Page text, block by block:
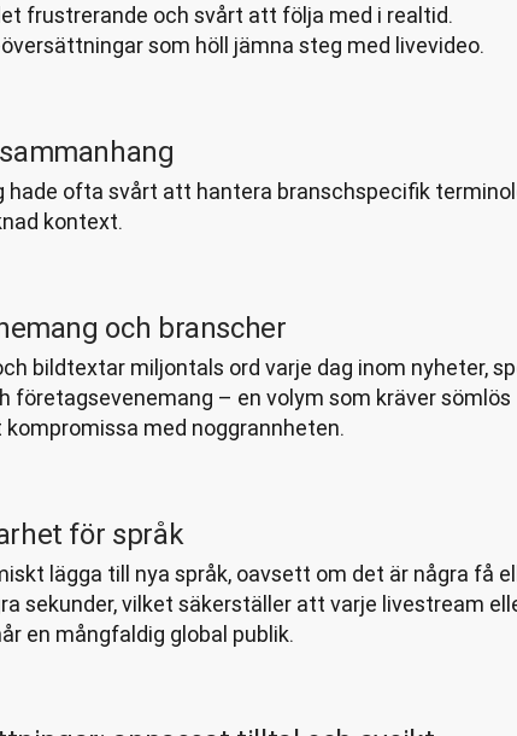
frustrerande och svårt att följa med i realtid.
som höll jämna steg med livevideo.
ofta svårt att hantera branschspecifik
kontext.
och branscher
bildtextar miljontals ord varje dag inom nyheter,
företagsevenemang – en volym som kräver sömlös
med noggrannheten.
för språk
lägga till nya språk, oavsett om det är några få
sekunder, vilket säkerställer att varje livestream
en mångfaldig global publik.